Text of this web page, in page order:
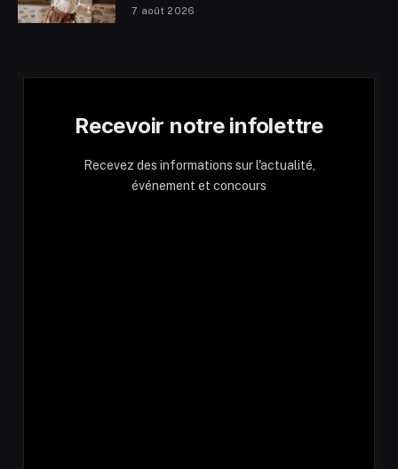
7 août 2026
Recevoir notre infolettre
Recevez des informations sur l'actualité,
événement et concours